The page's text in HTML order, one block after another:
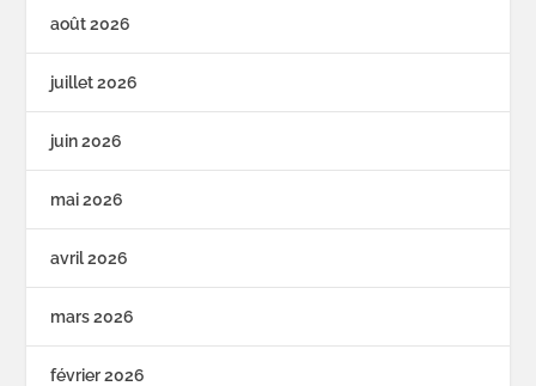
août 2026
juillet 2026
juin 2026
mai 2026
avril 2026
mars 2026
février 2026